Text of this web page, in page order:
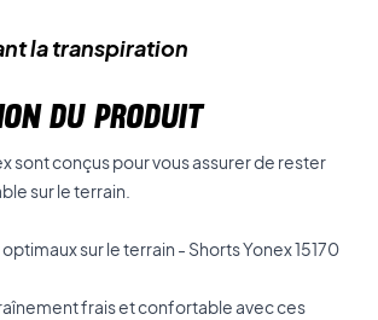
la transpiration
DU PRODUIT
sont conçus pour vous assurer de rester
sur le terrain.
sur le terrain - Shorts Yonex 15170
frais et confortable avec ces